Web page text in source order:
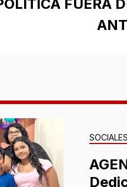
FUERA
SOCIALES